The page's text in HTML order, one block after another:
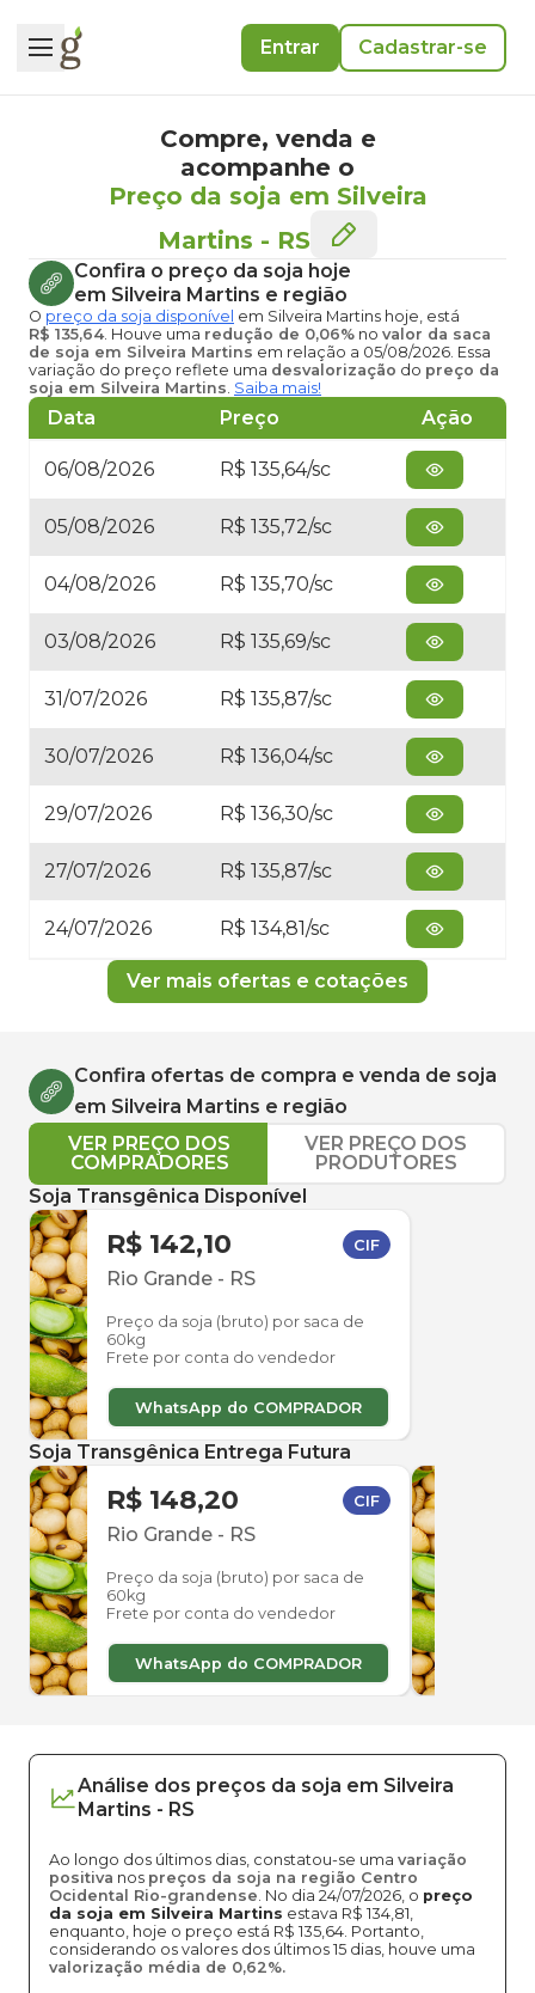
Entrar Cadastrar-se
Compre, venda e
acompanhe o
Preço da soja em Silveira
Martins - RS
Confira o preço da soja hoje
em Silveira Martins e região
O preço da soja disponível em Silveira Martins hoje, está
R$ 135,64. Houve uma redução de 0,06% no valor da saca
de soja em Silveira Martins em relação a 05/08/2026. Essa
variação do preço reflete uma desvalorização do preço da
soja em Silveira Martins. Saiba mais!
Data Preço Ação
06/08/2026 R$ 135,64/sc
05/08/2026 R$ 135,72/sc
04/08/2026 R$ 135,70/sc
03/08/2026 R$ 135,69/sc
31/07/2026 R$ 135,87/sc
30/07/2026 R$ 136,04/sc
29/07/2026 R$ 136,30/sc
27/07/2026 R$ 135,87/sc
24/07/2026 R$ 134,81/sc
Ver mais ofertas e cotações
Confira ofertas de compra e venda de soja
em Silveira Martins e região
VER PREÇO DOS
COMPRADORES
VER PREÇO DOS
PRODUTORES
Soja Transgênica Disponível
R$ 142,10 CIF
Rio Grande - RS
Preço da soja (bruto) por saca de
60kg
Frete por conta do vendedor
WhatsApp do COMPRADOR
Soja Transgênica Entrega Futura
R$ 148,20 CIF
Rio Grande - RS
Preço da soja (bruto) por saca de
60kg
Frete por conta do vendedor
WhatsApp do COMPRADOR
Análise dos preços da soja em Silveira
Martins - RS
Ao longo dos últimos dias, constatou-se uma variação
positiva nos preços da soja na região Centro
Ocidental Rio-grandense. No dia 24/07/2026, o preço
da soja em Silveira Martins estava R$ 134,81,
enquanto, hoje o preço está R$ 135,64. Portanto,
considerando os valores dos últimos 15 dias, houve uma
valorização média de 0,62%.